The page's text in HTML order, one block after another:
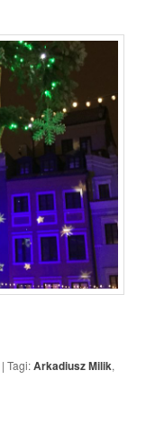
|Tagi:Arkadiusz Milik,